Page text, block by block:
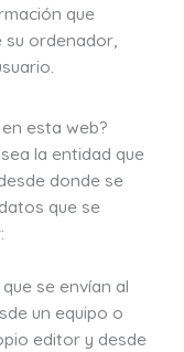
que
su ordenador,
esta web?
la entidad que
donde se
que se
se envían al
un equipo o
editor y desde